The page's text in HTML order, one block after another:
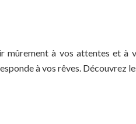
mûrement à vos attentes et à
à vos rêves. Découvrez